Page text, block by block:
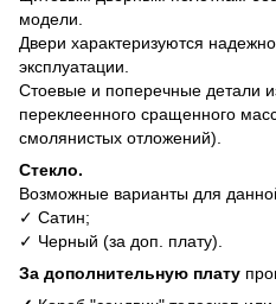
модели.
Двери характеризуются
эксплуатации.
Стоевые и поперечные детали
переклеенного сращенного
смолянистых отложений).
Стекло.
Возможные варианты для
✓ Сатин;
✓ Черный (за доп. плату).
За дополнительную плату